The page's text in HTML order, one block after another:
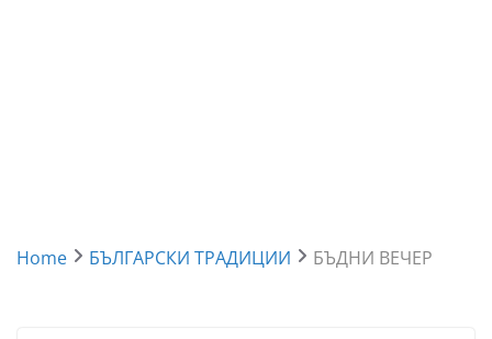
Home БЪЛГАРСКИ ТРАДИЦИИ БЪДНИ ВЕЧЕР